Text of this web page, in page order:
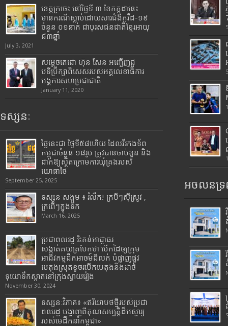
ខេត្តក្រចេះ នៅថ្ងៃទី ៣ ខែកក្កដានេះ
មានករណីស្លាប់ដោយសារជំងឺកូវីដ-១៩
ចំនួន ០១នាក់ ជាបុរសជនជាតិខ្មែរអាយុ
៨៣ឆ្នាំ
July 3, 2021
សម្តេចតេជោ ហ៊ុន សែន អញ្ជើញជួ
បទីប្រឹក្សាពិសេសរបស់អគ្គលេខាធិការ
អង្គការសហប្រជាជាតិ
January 11, 2020
ទស្សនៈ
ថ្ងៃនេះជា ថ្ងៃទី៥៨ហើយ ដែលវីរកងទ័ព
កម្ពុជាចំនួន ១៨រូប ត្រូវបានចាប់ខ្លួន និង
ដាក់ឱ្យស្ថិតក្រោមការឃុំគ្រងរបស់
យោធាថៃ
September 25, 2025
ទស្សនៈសង្គម ៖ រំលឹក! ក្របីៗស៊ីស្រូវ ,
ក្រពើៗក្នុងទឹក
March 16, 2025
ប្រជាពលរដ្ឋ រិះគន់អាជ្ញាធរ
សង្កាត់គយត្របែកថា បើកដៃឲ្យក្រុម
អាជីវកម្មដឹកអាចម៍ដីលក់ បំផ្លាញផ្លូវ
បេតុងស្រុតខូចរបើកបេតុងនិងដាច់
ទុយោទឹកស្អាតនៅក្រុងស្វាយរៀង
November 30, 2024
ទស្សនៈវិភាគ៖ «ឥរិយាបថថ្មីរបស់ប្រជា
ពលរដ្ឋ បង្ហាញពីគុណសម្បត្តិដ៏អស្ចារ្យ
របស់មេដឹកនាំកម្ពុជា»
អចលនទ្រ